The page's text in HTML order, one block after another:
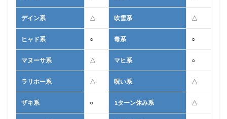
デイン系 △ 吹雪系 △
ヒャド系 ○ 毒系 ○
マヌーサ系 △ マヒ系 ○
ラリホー系 △ 呪い系 △
ザキ系 ○ 1ターン休み系 △